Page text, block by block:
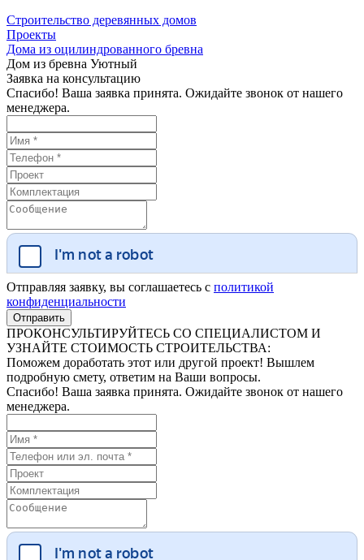
Строительство деревянных домов
Проекты
Дома из оцилиндрованного бревна
Дом из бревна Уютный
Заявка на консультацию
Спасибо! Ваша заявка принята. Ожидайте звонок от нашего
менеджера.
Отправляя заявку, вы соглашаетесь с политикой
конфиденциальности
ПРОКОНСУЛЬТИРУЙТЕСЬ СО СПЕЦИАЛИСТОМ И
УЗНАЙТЕ СТОИМОСТЬ СТРОИТЕЛЬСТВА:
Поможем доработать этот или другой проект! Вышлем
подробную смету, ответим на Ваши вопросы.
Спасибо! Ваша заявка принята. Ожидайте звонок от нашего
менеджера.